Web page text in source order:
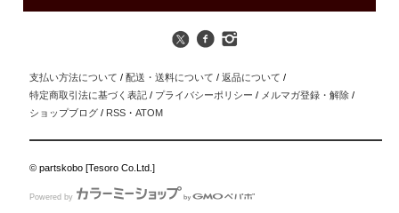
支払い方法について / 配送・送料について / 返品について /
特定商取引法に基づく表記 / プライバシーポリシー / メルマガ登録・解除 /
ショップブログ / RSS ・ATOM
© partskobo [Tesoro Co.Ltd.]
Powered by